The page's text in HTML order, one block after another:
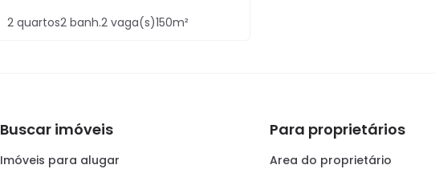
2 quartos2 banh.2 vaga(s)150m²
Buscar imóveis
Imóveis para alugar
Para proprietários
Area do proprietário